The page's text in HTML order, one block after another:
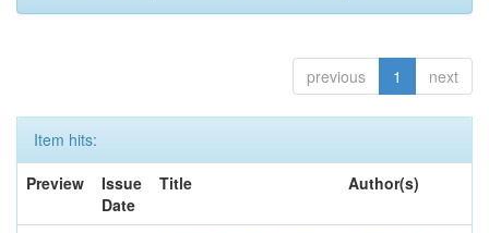
previous 1 next
Item hits:
Preview
Issue
Date
Title Author(s)